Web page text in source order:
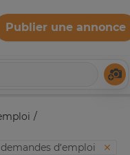
Publier une annonce
d’emploi